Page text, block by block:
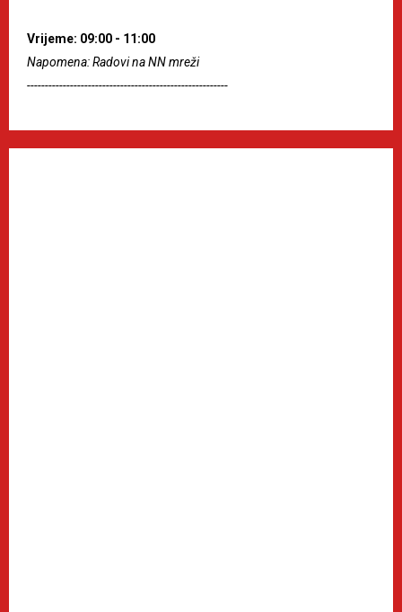
Vrijeme: 09:00 - 11:00
Napomena: Radovi na NN mreži
--------------------------------------------------------